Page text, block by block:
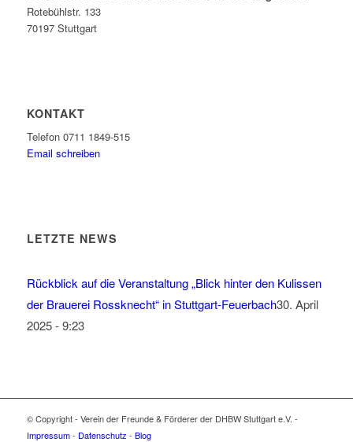
Rotebühlstr. 133
70197 Stuttgart
KONTAKT
Telefon 0711 1849-515
Email schreiben
LETZTE NEWS
Rückblick auf die Veranstaltung „Blick hinter den Kulissen
der Brauerei Rossknecht“ in Stuttgart-Feuerbach30. April
2025 - 9:23
© Copyright - Verein der Freunde & Förderer der DHBW Stuttgart e.V. -
Impressum- Datenschutz - Blog